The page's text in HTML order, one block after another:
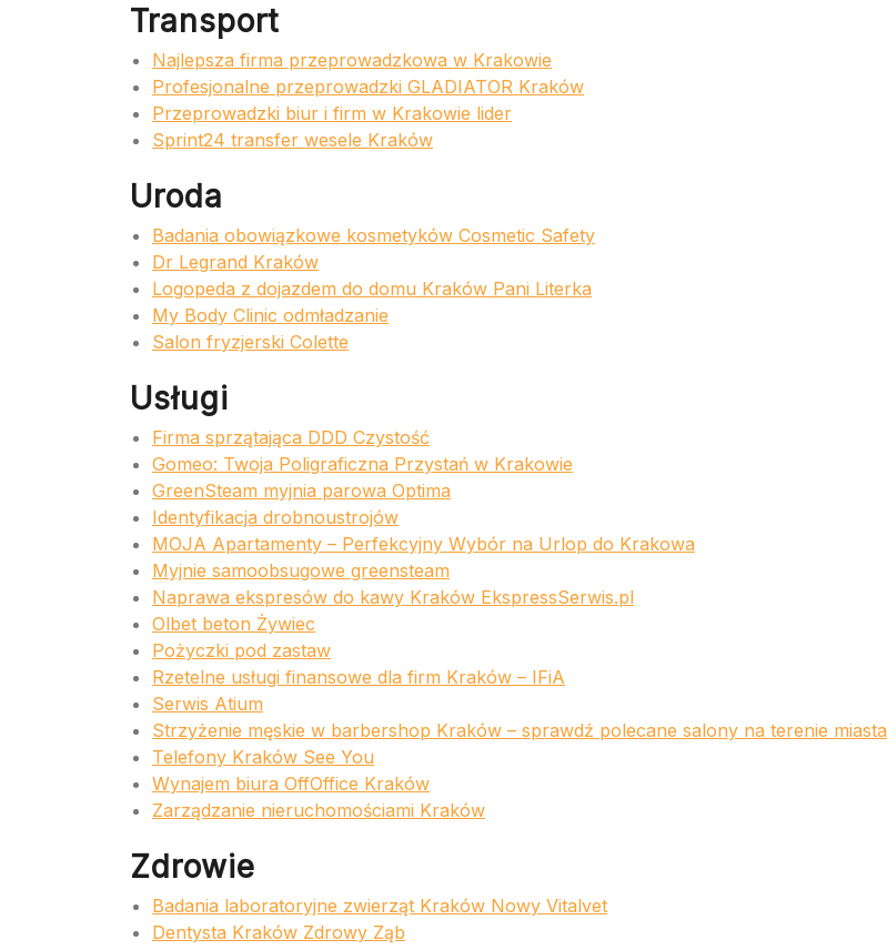
Transport
Najlepsza firma przeprowadzkowa w Krakowie
Profesjonalne przeprowadzki GLADIATOR Kraków
Przeprowadzki biur i firm w Krakowie lider
Sprint24 transfer wesele Kraków
Uroda
Badania obowiązkowe kosmetyków Cosmetic Safety
Dr Legrand Kraków
Logopeda z dojazdem do domu Kraków Pani Literka
My Body Clinic odmładzanie
Salon fryzjerski Colette
Usługi
Firma sprzątająca DDD Czystość
Gomeo: Twoja Poligraficzna Przystań w Krakowie
GreenSteam myjnia parowa Optima
Identyfikacja drobnoustrojów
MOJA Apartamenty – Perfekcyjny Wybór na Urlop do Krakowa
Myjnie samoobsugowe greensteam
Naprawa ekspresów do kawy Kraków EkspressSerwis.pl
Olbet beton Żywiec
Pożyczki pod zastaw
Rzetelne usługi finansowe dla firm Kraków – IFiA
Serwis Atium
Strzyżenie męskie w barbershop Kraków – sprawdź polecane salony na terenie miasta
Telefony Kraków See You
Wynajem biura OffOffice Kraków
Zarządzanie nieruchomościami Kraków
Zdrowie
Badania laboratoryjne zwierząt Kraków Nowy Vitalvet
Dentysta Kraków Zdrowy Ząb